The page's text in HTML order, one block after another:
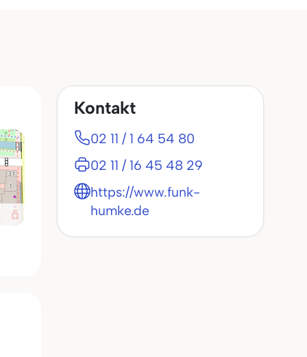
Kontakt
02 11 / 1 64 54 80
02 11 / 16 45 48 29
https://www.funk-
humke.de